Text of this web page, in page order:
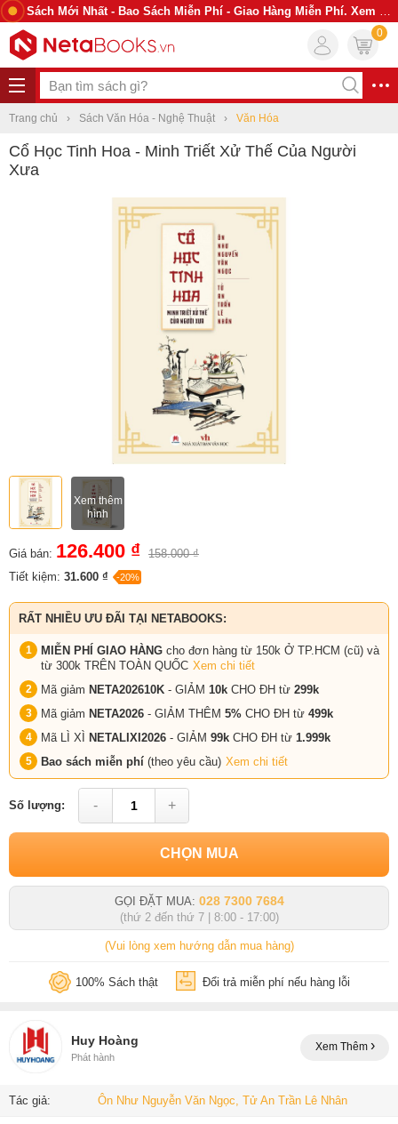
Sách Mới Nhất - Bao Sách Miễn Phí - Giao Hàng Miễn Phí. Xem Ngay
0
Trang chủ Sách Văn Hóa - Nghệ Thuật Văn Hóa
Cổ Học Tinh Hoa - Minh Triết Xử Thế Của Người
Xưa
Xem thêm
hình
Giá bán: 126.400 ₫ 158.000 ₫
Tiết kiệm: 31.600 ₫ -20%
RẤT NHIỀU ƯU ĐÃI TẠI NETABOOKS:
MIỄN PHÍ GIAO HÀNG cho đơn hàng từ 150k Ở TP.HCM (cũ) và
từ 300k TRÊN TOÀN QUỐC Xem chi tiết
Mã giảm NETA202610K - GIẢM 10k CHO ĐH từ 299k
Mã giảm NETA2026 - GIẢM THÊM 5% CHO ĐH từ 499k
Mã LÌ XÌ NETALIXI2026 - GIẢM 99k CHO ĐH từ 1.999k
Bao sách miễn phí (theo yêu cầu) Xem chi tiết
Số lượng: - +
CHỌN MUA
GỌI ĐẶT MUA: 028 7300 7684
(thứ 2 đến thứ 7 | 8:00 - 17:00)
(Vui lòng xem hướng dẫn mua hàng)
100% Sách thật Đổi trả miễn phí nếu hàng lỗi
Huy Hoàng
Phát hành
Xem Thêm
Tác giả: Ôn Như Nguyễn Văn Ngọc, Tử An Trần Lê Nhân